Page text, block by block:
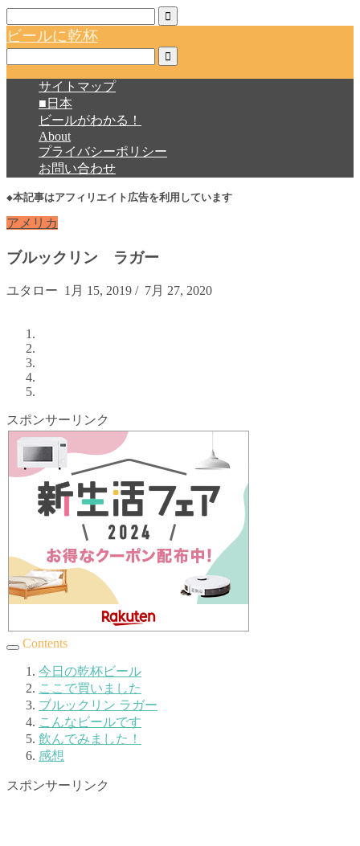
ビールに乾杯
サイトマップ
■日本
ビールがわかる！
About
プライバシーポリシー
お問い合わせ
◆本記事はアフィリエイト広告を利用しています
アメリカ
ブルックリン ラガー
ユタロー 1月 15, 2019 / 7月 27, 2020
スポンサーリンク
Contents
今日の乾杯ビール
ここで買いました
ブルックリン ラガー
こんなビールです
飲んでみました！
感想
スポンサーリンク